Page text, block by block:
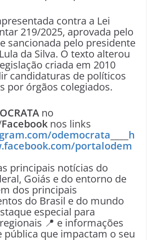
contra a Lei
219/2025, aprovada pelo
sancionada pelo presidente
da Silva. O texto alterou
criada em 2010
candidaturas de políticos
por órgãos colegiados.
no
Facebook nos links
odemocrata
h
portalodem
principais notícias do
Goiás e do entorno de
dos principais
do Brasil e do mundo
especial para
📍 e informações
pública que impactam o seu